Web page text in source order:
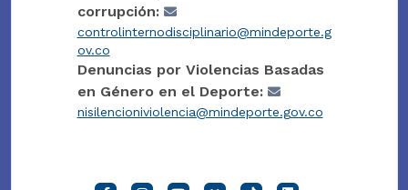
corrupción:
controlinternodisciplinario@mindeporte.g
ov.co
Denuncias por Violencias Basadas
en Género en el Deporte:
nisilencioniviolencia@mindeporte.gov.co